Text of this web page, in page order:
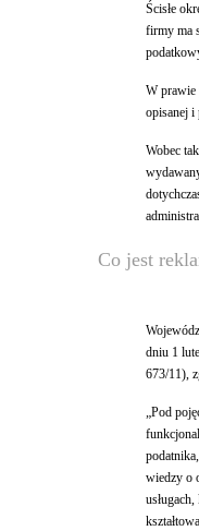
Ścisłe
firmy ma
W prawie
opisanej i
Wobec
Co jest
dniu 1
673/11),
„Pod
wiedzy o